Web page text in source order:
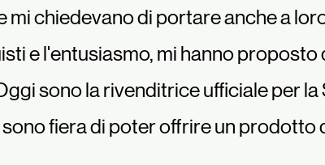
mi chiedevano di portare anche a
e l'entusiasmo, mi hanno proposto
sono la rivenditrice ufficiale per la
sono fiera di poter offrire un prodotto